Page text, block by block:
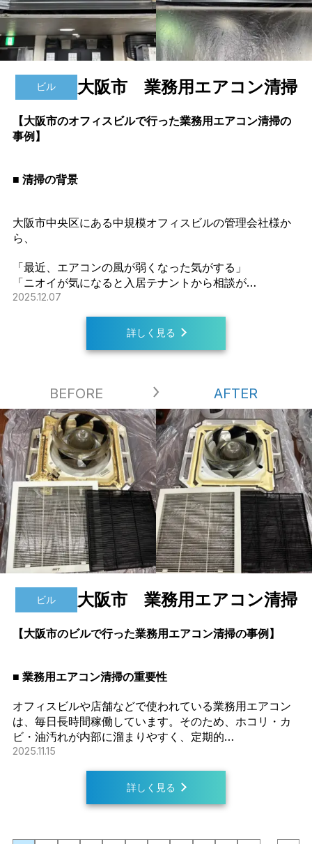
ビル 大阪市 業務用エアコン清掃
【大阪市のオフィスビルで行った業務用エアコン清掃の
事例】
■ 清掃の背景
大阪市中央区にある中規模オフィスビルの管理会社様か
ら、
「最近、エアコンの風が弱くなった気がする」
「ニオイが気になると入居テナントから相談が…
2025.12.07
詳しく見る
ビル 大阪市 業務用エアコン清掃
【大阪市のビルで行った業務用エアコン清掃の事例】
■ 業務用エアコン清掃の重要性
オフィスビルや店舗などで使われている業務用エアコン
は、毎日長時間稼働しています。そのため、ホコリ・カ
ビ・油汚れが内部に溜まりやすく、定期的…
2025.11.15
詳しく見る
BEFORE AFTER